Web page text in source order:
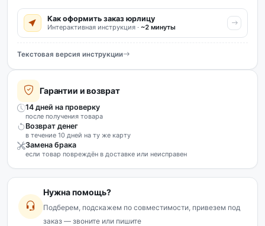
Как оформить заказ юрлицу
Интерактивная инструкция · ~2 минуты
Текстовая версия инструкции
Гарантии и возврат
14 дней на проверку
после получения товара
Возврат денег
в течение 10 дней на ту же карту
Замена брака
если товар повреждён в доставке или неисправен
Нужна помощь?
Подберем, подскажем по совместимости, привезем под
заказ — звоните или пишите